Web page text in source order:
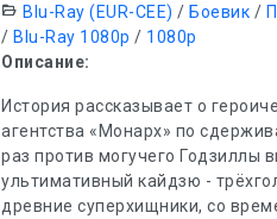
Blu-Ray (EUR-CEE) /Боевик /
/Blu-Ray 1080p / 1080p
Описание:
История рассказывает о
агентства «Монарх» по
раз против могучего Годзиллы
ультимативный кайдзю -
древние суперхищники, со